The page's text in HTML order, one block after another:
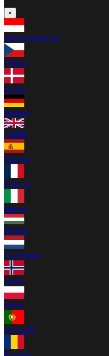
×
Bahasa Indonesia
Čeština
Dansk
Deutsch
English
Español
Français
Italiano
Magyar
Nederlands
Norsk
Polski
Português